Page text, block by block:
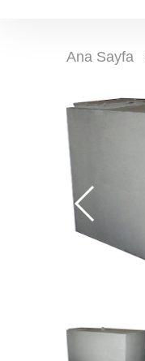
Ana Sayfa